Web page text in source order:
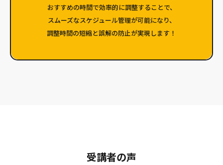
おすすめの時間で効率的に調整することで、
スムーズなスケジュール管理が可能になり、
調整時間の短縮と誤解の防止が実現します！
受講者の声